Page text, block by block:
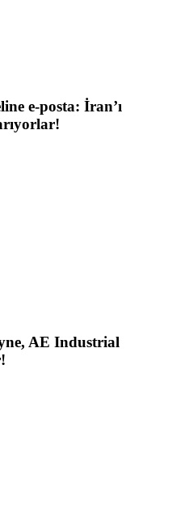
e-posta: İran’ı
AE Industrial